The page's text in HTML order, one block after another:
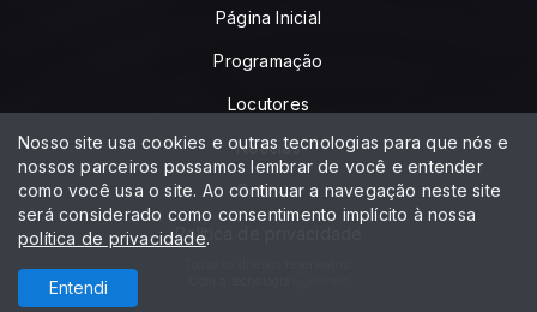
Página Inicial
Programação
Locutores
Notícias
Contato
Política de privacidade
Nosso site usa cookies e outras tecnologias para que nós e
nossos parceiros possamos lembrar de você e entender
como você usa o site. Ao continuar a navegação neste site
será considerado como consentimento implícito à nossa
política de privacidade.
Entendi